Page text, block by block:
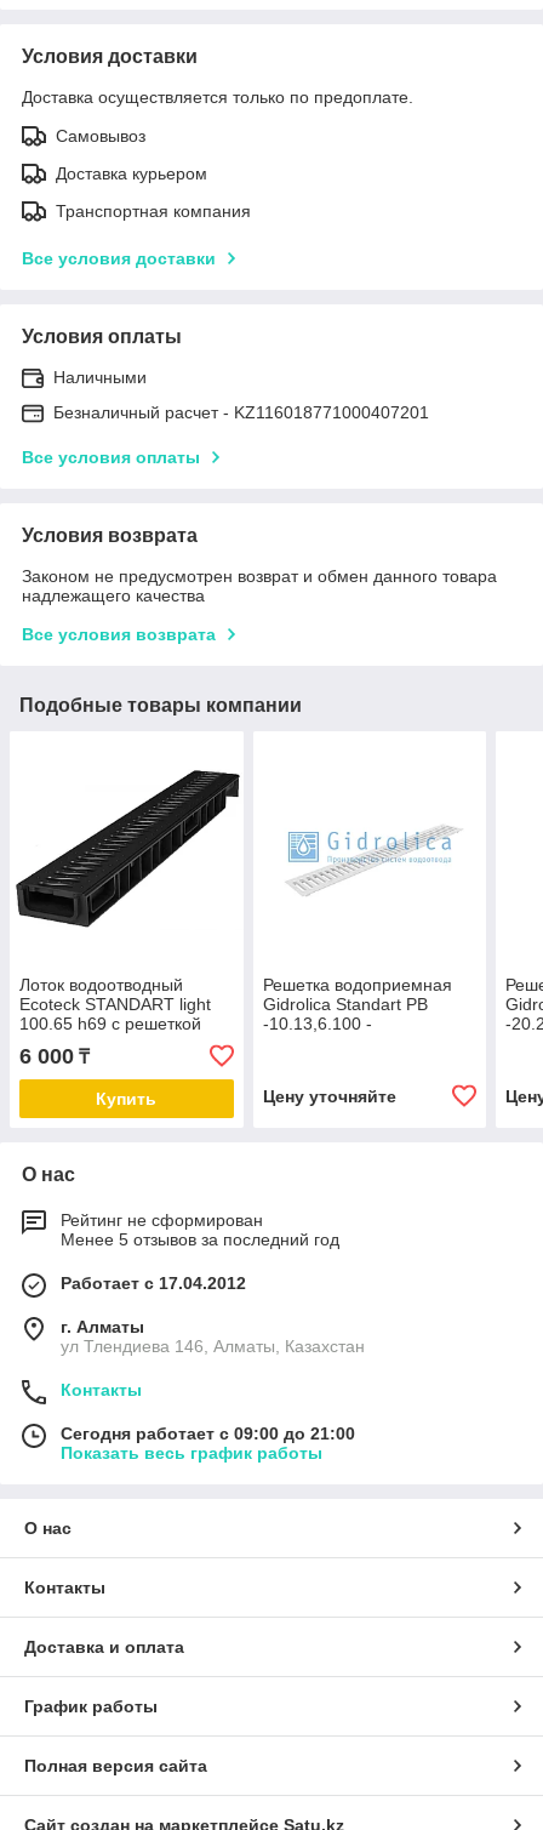
Условия доставки
Доставка осуществляется только по предоплате.
Самовывоз
Доставка курьером
Транспортная компания
Все условия доставки
Условия оплаты
Наличными
Безналичный расчет - KZ116018771000407201
Все условия оплаты
Условия возврата
Законом не предусмотрен возврат и обмен данного товара
надлежащего качества
Все условия возврата
Подобные товары компании
Лоток водоотводный
Ecoteck STANDART light
100.65 h69 с решеткой
пластиковой, кл.А15
6 000 ₸
Купить
Решетка водоприемная
Gidrolica Standart РВ
-10.13,6.100 -
Цену уточняйте
-
О нас
Рейтинг не сформирован
Менее 5 отзывов за последний год
Работает с 17.04.2012
г. Алматы
ул Тлендиева 146, Алматы, Казахстан
Контакты
Сегодня работает с 09:00 до 21:00
Показать весь график работы
О нас
Контакты
Доставка и оплата
График работы
Полная версия сайта
Сайт создан на маркетплейсе Satu.kz